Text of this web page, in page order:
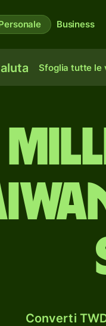
Business
Sfoglia tutte le
Converti